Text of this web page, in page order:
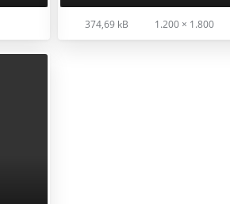
374,69 kB 1.200 × 1.800